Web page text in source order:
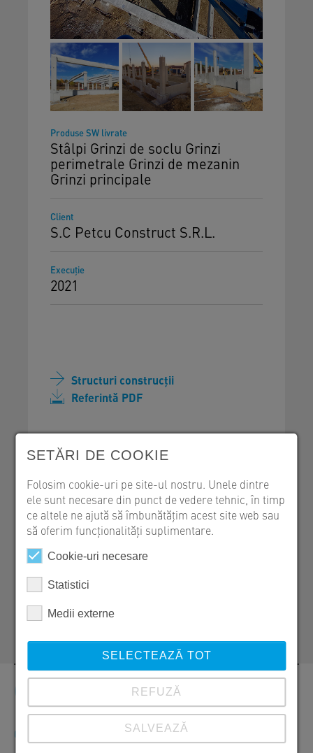
Produse SW livrate
Stâlpi Grinzi de soclu Grinzi
perimetrale Grinzi de mezanin
Grinzi principale
Client
S.C Petcu Construct S.R.L.
Execuţie
2021
Structuri construcții
Referintă PDF
Claudiu Ciorobîtcă
SW Umwelttechnik Romania
RO 087253 Sat Izvoru, Str. Zăvoiului Nr. 1
+40 246 207 052
+40724 055 804
claudiu.ciorobitca@sw-
Contact
Comenzi, oferte și informații despre produse
SETĂRI DE COOKIE
Folosim cookie-uri pe site-ul nostru. Unele dintre
ele sunt necesare din punct de vedere tehnic, în timp
ce altele ne ajută să îmbunătățim acest site web sau
să oferim funcționalități suplimentare.
Cookie-uri necesare
Statistici
Medii externe
SELECTEAZĂ TOT
REFUZĂ
SALVEAZĂ